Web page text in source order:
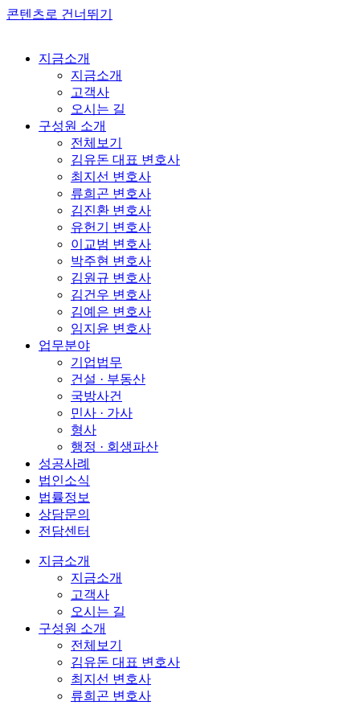
콘텐츠로 건너뛰기
지금소개
지금소개
고객사
오시는 길
구성원 소개
전체보기
김유돈 대표 변호사
최지선 변호사
류희곤 변호사
김진환 변호사
유헌기 변호사
이교범 변호사
박주현 변호사
김원규 변호사
김건우 변호사
김예은 변호사
임지윤 변호사
업무분야
기업법무
건설 · 부동산
국방사건
민사 · 가사
형사
행정 · 회생파산
성공사례
법인소식
법률정보
상담문의
전담센터
지금소개
지금소개
고객사
오시는 길
구성원 소개
전체보기
김유돈 대표 변호사
최지선 변호사
류희곤 변호사